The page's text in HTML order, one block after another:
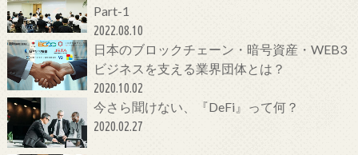
Part-1
2022.08.10
日本のブロックチェーン・暗号資産・WEB3
ビジネスを支える業界団体とは？
2020.10.02
今さら聞けない、『DeFi』って何？
2020.02.27